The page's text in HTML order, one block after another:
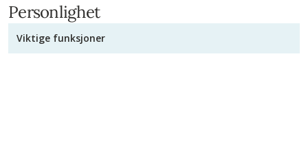
Personlighet
Viktige funksjoner